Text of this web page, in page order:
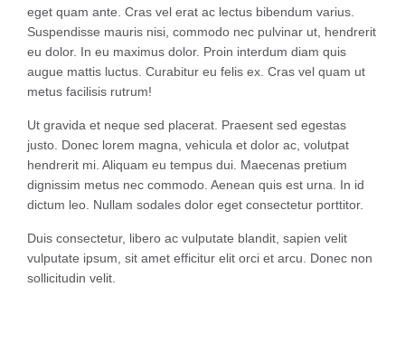
eget quam ante. Cras vel erat ac lectus bibendum varius.
Suspendisse mauris nisi, commodo nec pulvinar ut, hendrerit
eu dolor. In eu maximus dolor. Proin interdum diam quis
augue mattis luctus. Curabitur eu felis ex. Cras vel quam ut
metus facilisis rutrum!
Ut gravida et neque sed placerat. Praesent sed egestas
justo. Donec lorem magna, vehicula et dolor ac, volutpat
hendrerit mi. Aliquam eu tempus dui. Maecenas pretium
dignissim metus nec commodo. Aenean quis est urna. In id
dictum leo. Nullam sodales dolor eget consectetur porttitor.
Duis consectetur, libero ac vulputate blandit, sapien velit
vulputate ipsum, sit amet efficitur elit orci et arcu. Donec non
sollicitudin velit.